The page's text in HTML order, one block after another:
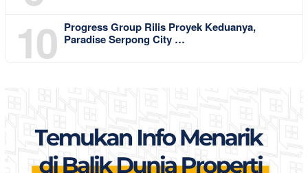
10
Progress Group Rilis Proyek Keduanya,
Paradise Serpong City …